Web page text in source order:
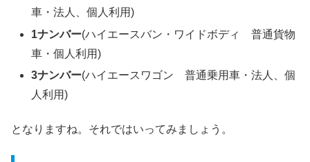
車・法人、個人利用)
1ナンバー(ハイエースバン・ワイドボディ 普通貨物
車・個人利用)
3ナンバー(ハイエースワゴン 普通乗用車・法人、個
人利用)
となりますね。それではいってみましょう。